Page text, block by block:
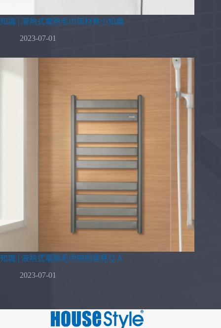
知識│液熱式電熱毛巾架材質小知識
2023-07-01
知識│液熱式電熱毛巾架的常見ＱＡ
2023-07-01